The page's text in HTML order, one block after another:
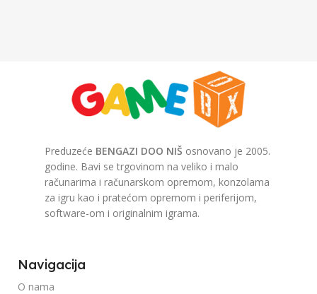
Preduzeće BENGAZI DOO NIŠ osnovano je 2005.
godine. Bavi se trgovinom na veliko i malo
računarima i računarskom opremom, konzolama
za igru kao i pratećom opremom i periferijom,
software-om i originalnim igrama.
Navigacija
O nama